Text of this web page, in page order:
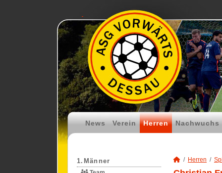
News Verein Herren Nachwuchs
1.Männer Herren